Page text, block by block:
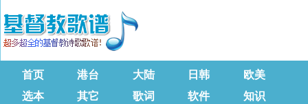
首页 港台 大陆 日韩
欧美
选本
其它 歌词 软件 知识